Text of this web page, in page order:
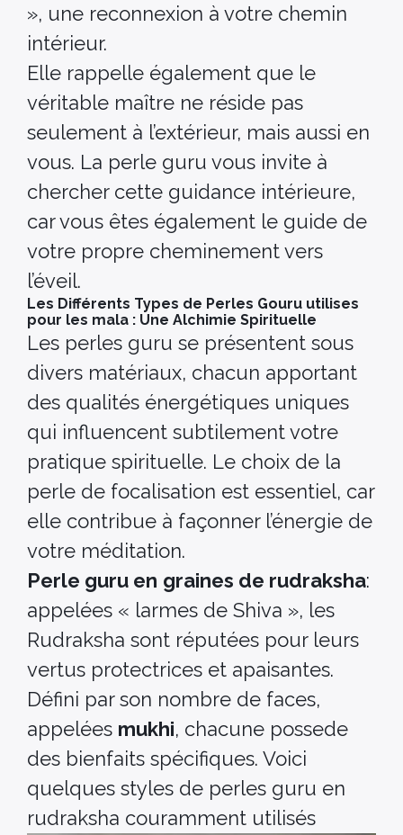
», une reconnexion à votre chemin
intérieur.
Elle rappelle également que le
véritable maître ne réside pas
seulement à l’extérieur, mais aussi en
vous. La perle guru vous invite à
chercher cette guidance intérieure,
car vous êtes également le guide de
votre propre cheminement vers
l’éveil.
Les Différents Types de Perles Gouru utilises
pour les mala : Une Alchimie Spirituelle
Les perles guru se présentent sous
divers matériaux, chacun apportant
des qualités énergétiques uniques
qui influencent subtilement votre
pratique spirituelle. Le choix de la
perle de focalisation est essentiel, car
elle contribue à façonner l’énergie de
votre méditation.
Perle guru en graines de rudraksha:
appelées « larmes de Shiva », les
Rudraksha sont réputées pour leurs
vertus protectrices et apaisantes.
Défini par son nombre de faces,
appelées mukhi, chacune possede
des bienfaits spécifiques. Voici
quelques styles de perles guru en
rudraksha couramment utilisés